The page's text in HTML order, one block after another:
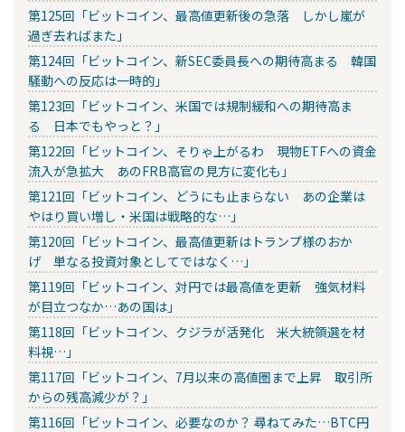
第125回「ビットコイン、最高値更新後の急落 しかし嵐が
過ぎ去ればまた」
第124回「ビットコイン、新SEC委員長への期待高まる 韓国
騒動への反応は一時的」
第123回「ビットコイン、米国では規制緩和への期待高ま
る 日本でもやっと？」
第122回「ビットコイン、そりゃ上がるわ 現物ETFへの資金
流入が急拡大 あのFRB高官の見方に変化も」
第121回「ビットコイン、どうにも止まらない あの企業は
やはり買い増し・米国は戦略的な…」
第120回「ビットコイン、最高値更新はトランプ様のおか
げ 単なる投資対象としてではなく…」
第119回「ビットコイン、対円では最高値を更新 強気材料
が目立つなか…あの国は」
第118回「ビットコイン、クジラが活発化 米大統領選を材
料視…」
第117回「ビットコイン、7月以来の高値圏まで上昇 取引所
からの残高減少が？」
第116回「ビットコイン、必要なのか？ 尋ねてみた…BTC円